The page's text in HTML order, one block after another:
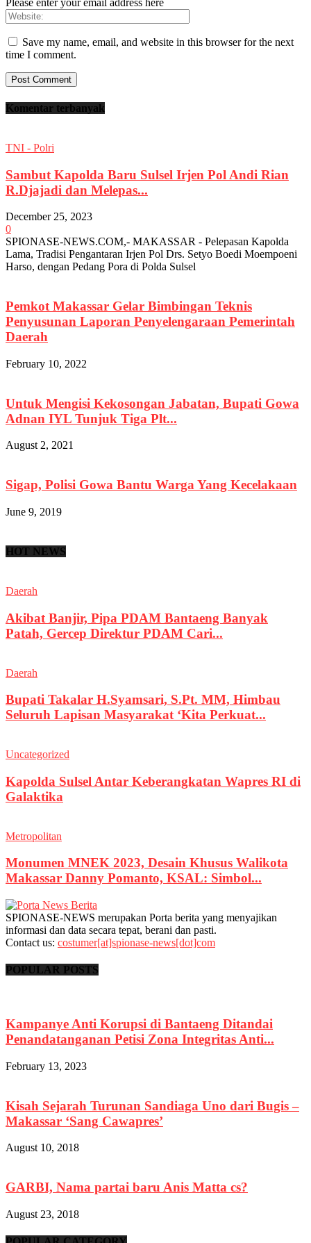
Please enter your email address here
Save my name, email, and website in this browser for the next
time I comment.
Komentar terbanyak
TNI - Polri
Sambut Kapolda Baru Sulsel Irjen Pol Andi Rian
R.Djajadi dan Melepas...
December 25, 2023
0
SPIONASE-NEWS.COM,- MAKASSAR - Pelepasan Kapolda
Lama, Tradisi Pengantaran Irjen Pol Drs. Setyo Boedi Moempoeni
Harso, dengan Pedang Pora di Polda Sulsel
Pemkot Makassar Gelar Bimbingan Teknis
Penyusunan Laporan Penyelengaraan Pemerintah
Daerah
February 10, 2022
Untuk Mengisi Kekosongan Jabatan, Bupati Gowa
Adnan IYL Tunjuk Tiga Plt...
August 2, 2021
Sigap, Polisi Gowa Bantu Warga Yang Kecelakaan
June 9, 2019
HOT NEWS
Daerah
Akibat Banjir, Pipa PDAM Bantaeng Banyak
Patah, Gercep Direktur PDAM Cari...
Daerah
Bupati Takalar H.Syamsari, S.Pt. MM, Himbau
Seluruh Lapisan Masyarakat ‘Kita Perkuat...
Uncategorized
Kapolda Sulsel Antar Keberangkatan Wapres RI di
Galaktika
Metropolitan
Monumen MNEK 2023, Desain Khusus Walikota
Makassar Danny Pomanto, KSAL: Simbol...
SPIONASE-NEWS merupakan Porta berita yang menyajikan
informasi dan data secara tepat, berani dan pasti.
Contact us: costumer[at]spionase-news[dot]com
POPULAR POSTS
Kampanye Anti Korupsi di Bantaeng Ditandai
Penandatanganan Petisi Zona Integritas Anti...
February 13, 2023
Kisah Sejarah Turunan Sandiaga Uno dari Bugis –
Makassar ‘Sang Cawapres’
August 10, 2018
GARBI, Nama partai baru Anis Matta cs?
August 23, 2018